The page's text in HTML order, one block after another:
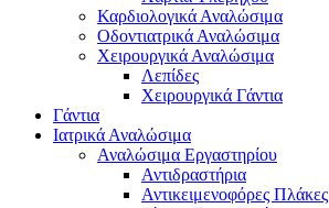
Καρδιολογικά Αναλώσιμα
Οδοντιατρικά Αναλώσιμα
Χειρουργικά Αναλώσιμα
Λεπίδες
Χειρουργικά Γάντια
Γάντια
Ιατρικά Αναλώσιμα
Αναλώσιμα Εργαστηρίου
Αντιδραστήρια
Αντικειμενοφόρες Πλάκες